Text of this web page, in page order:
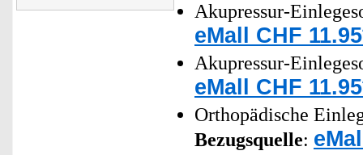
Akupressur-
eMall CHF
Akupressur-
eMall CHF
Orthopädische
Bezugsquelle: